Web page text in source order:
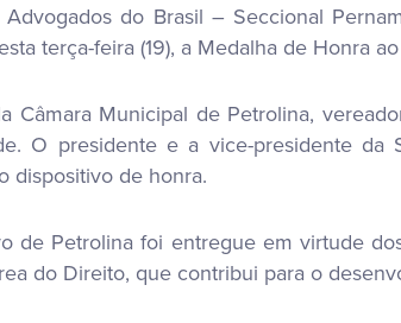
do Brasil – Seccional
terça-feira (19), a Medalha de Honra
Câmara Municipal de Petrolina,
O presidente e a vice-presidente da
dispositivo de honra.
de Petrolina foi entregue em virtude
do Direito, que contribui para o